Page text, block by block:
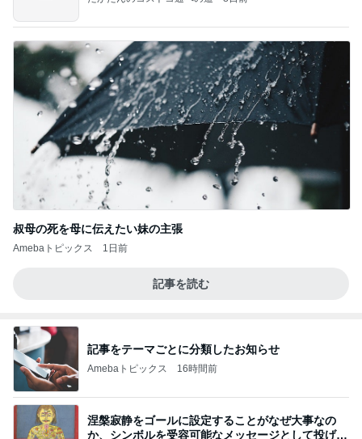
叔母の死を母に伝えたい妹の主張
Amebaトピックス 1日前
記事を読む
記事をテーマごとに分類したお知らせ
Amebaトピックス 16時間前
涅槃寂静をゴールに設定することがなぜ大事なの
か、シンボルを受容可能なメッセージとして投げる